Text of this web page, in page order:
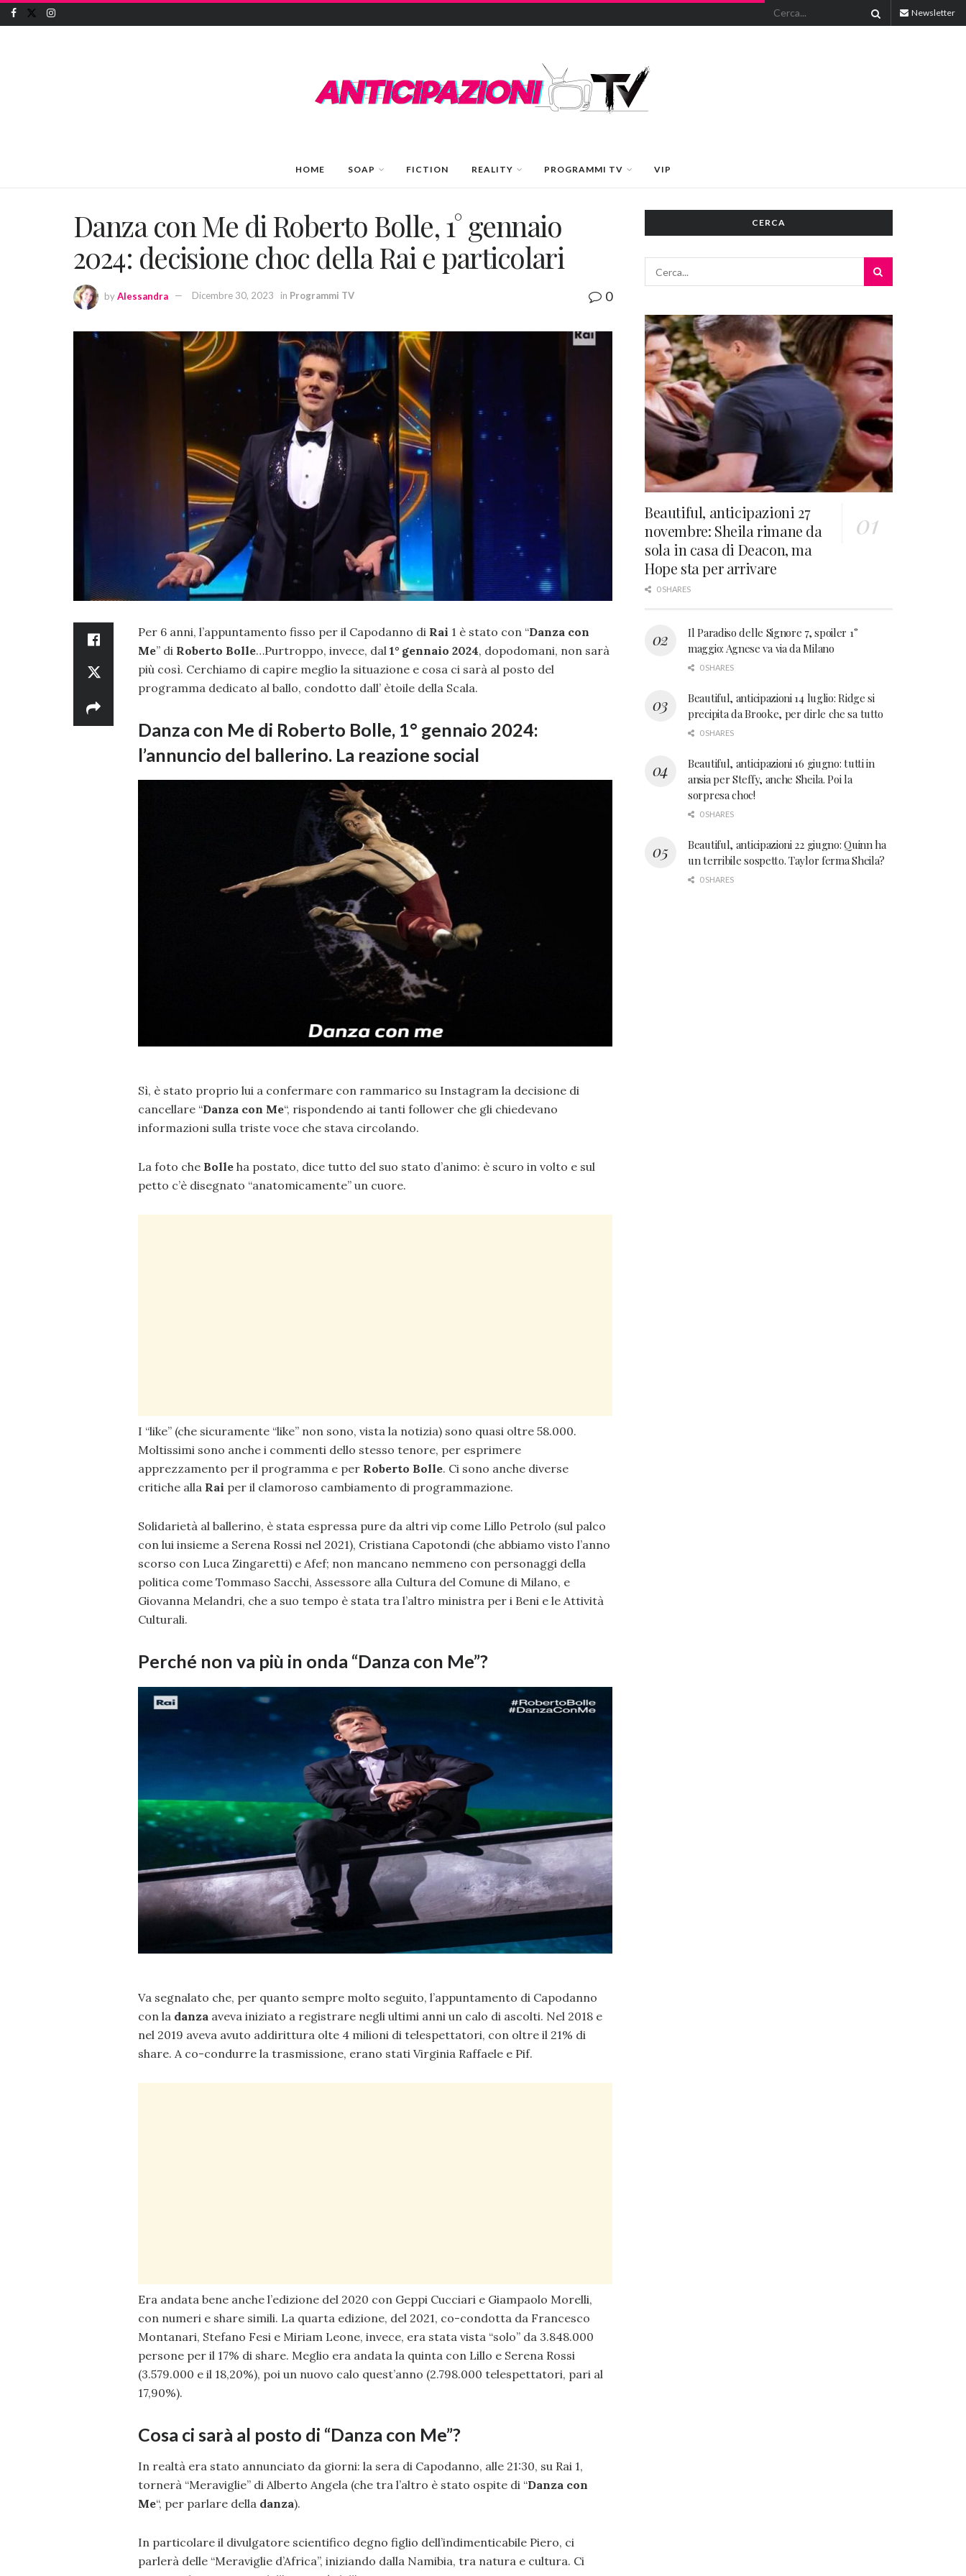
Newsletter
HOME SOAP FICTION REALITY PROGRAMMI TV VIP
Danza con Me di Roberto Bolle, 1° gennaio
2024: decisione choc della Rai e particolari
byAlessandra Dicembre 30, 2023 in Programmi TV 0
Per 6 anni, l’appuntamento fisso per il Capodanno di Rai 1 è stato con “Danza con
Me” di Roberto Bolle…Purtroppo, invece, dal 1° gennaio 2024, dopodomani, non sarà
più così. Cerchiamo di capire meglio la situazione e cosa ci sarà al posto del
programma dedicato al ballo, condotto dall’ ètoile della Scala.
Danza con Me di Roberto Bolle, 1° gennaio 2024:
l’annuncio del ballerino. La reazione social
Sì, è stato proprio lui a confermare con rammarico su Instagram la decisione di
cancellare “Danza con Me“, rispondendo ai tanti follower che gli chiedevano
informazioni sulla triste voce che stava circolando.
La foto che Bolle ha postato, dice tutto del suo stato d’animo: è scuro in volto e sul
petto c’è disegnato “anatomicamente” un cuore.
I “like” (che sicuramente “like” non sono, vista la notizia) sono quasi oltre 58.000.
Moltissimi sono anche i commenti dello stesso tenore, per esprimere
apprezzamento per il programma e per Roberto Bolle. Ci sono anche diverse
critiche alla Rai per il clamoroso cambiamento di programmazione.
Solidarietà al ballerino, è stata espressa pure da altri vip come Lillo Petrolo (sul palco
con lui insieme a Serena Rossi nel 2021), Cristiana Capotondi (che abbiamo visto l’anno
scorso con Luca Zingaretti) e Afef; non mancano nemmeno con personaggi della
politica come Tommaso Sacchi, Assessore alla Cultura del Comune di Milano, e
Giovanna Melandri, che a suo tempo è stata tra l’altro ministra per i Beni e le Attività
Culturali.
Perché non va più in onda “Danza con Me”?
Va segnalato che, per quanto sempre molto seguito, l’appuntamento di Capodanno
con la danza aveva iniziato a registrare negli ultimi anni un calo di ascolti. Nel 2018 e
nel 2019 aveva avuto addirittura olte 4 milioni di telespettatori, con oltre il 21% di
share. A co-condurre la trasmissione, erano stati Virginia Raffaele e Pif.
Era andata bene anche l’edizione del 2020 con Geppi Cucciari e Giampaolo Morelli,
con numeri e share simili. La quarta edizione, del 2021, co-condotta da Francesco
Montanari, Stefano Fesi e Miriam Leone, invece, era stata vista “solo” da 3.848.000
persone per il 17% di share. Meglio era andata la quinta con Lillo e Serena Rossi
(3.579.000 e il 18,20%), poi un nuovo calo quest’anno (2.798.000 telespettatori, pari al
17,90%).
Cosa ci sarà al posto di “Danza con Me”?
In realtà era stato annunciato da giorni: la sera di Capodanno, alle 21:30, su Rai 1,
tornerà “Meraviglie” di Alberto Angela (che tra l’altro è stato ospite di “Danza con
Me“, per parlare della danza).
In particolare il divulgatore scientifico degno figlio dell’indimenticabile Piero, ci
parlerà delle “Meraviglie d’Africa”, iniziando dalla Namibia, tra natura e cultura. Ci
CERCA
Beautiful, anticipazioni 27
novembre: Sheila rimane da
sola in casa di Deacon, ma
Hope sta per arrivare
0 SHARES
Il Paradiso delle Signore 7, spoiler 1°
maggio: Agnese va via da Milano
0 SHARES
Beautiful, anticipazioni 14 luglio: Ridge si
precipita da Brooke, per dirle che sa tutto
0 SHARES
Beautiful, anticipazioni 16 giugno: tutti in
ansia per Steffy, anche Sheila. Poi la
sorpresa choc!
0 SHARES
Beautiful, anticipazioni 22 giugno: Quinn ha
un terribile sospetto. Taylor ferma Sheila?
0 SHARES